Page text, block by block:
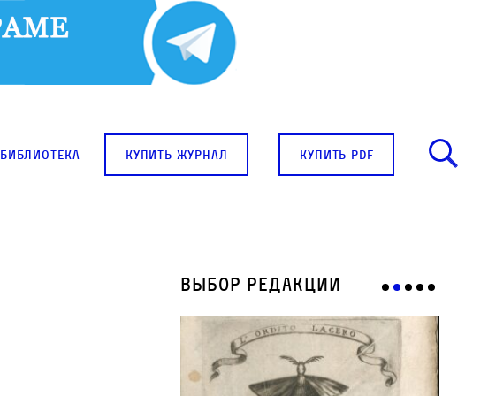
Библиотека купить журнал купить pdf
Выбор редакции